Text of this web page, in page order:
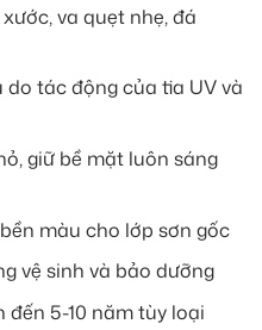
va quẹt nhẹ, đá
tác động của tia UV và
giữ bề mặt luôn sáng
màu cho lớp sơn gốc
vệ sinh và bảo dưỡng
5-10 năm tùy loại